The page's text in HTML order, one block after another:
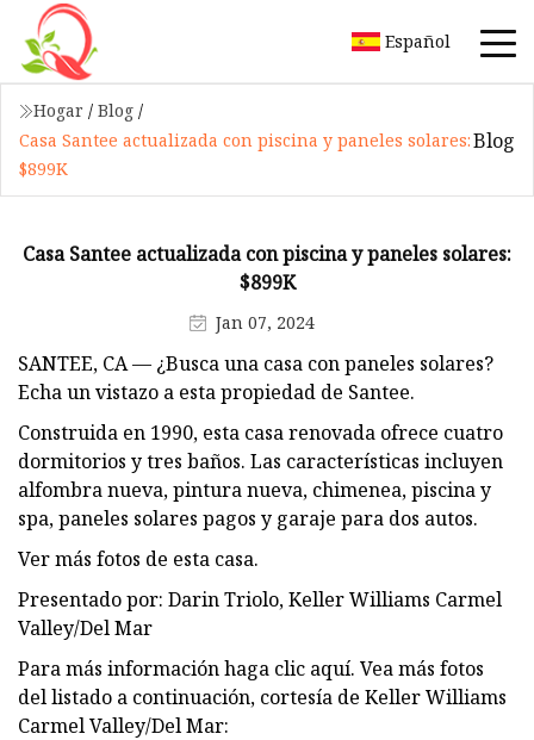
Español
Hogar / Blog /
Casa Santee actualizada con piscina y paneles solares:
$899K
Blog
Casa Santee actualizada con piscina y paneles solares:
$899K
Jan 07, 2024
SANTEE, CA — ¿Busca una casa con paneles solares?
Echa un vistazo a esta propiedad de Santee.
Construida en 1990, esta casa renovada ofrece cuatro
dormitorios y tres baños. Las características incluyen
alfombra nueva, pintura nueva, chimenea, piscina y
spa, paneles solares pagos y garaje para dos autos.
Ver más fotos de esta casa.
Presentado por: Darin Triolo, Keller Williams Carmel
Valley/Del Mar
Para más información haga clic aquí. Vea más fotos
del listado a continuación, cortesía de Keller Williams
Carmel Valley/Del Mar: